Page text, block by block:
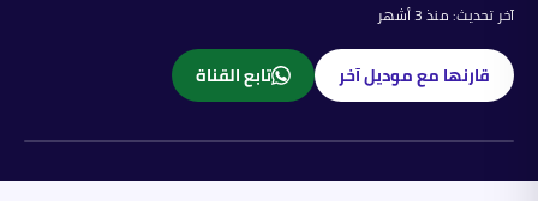
آخر تحديث:منذ 3 أشهر
قارنها مع موديل آخر تابع القناة